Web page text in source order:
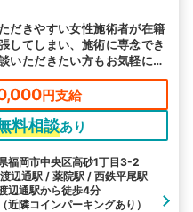
だきやすい女性施術者が在籍
してしまい、施術に専念でき
いただきたい方もお気軽にお
円支給
料相談あり
福岡市中央区高砂1丁目3-2
辺通駅 / 薬院駅 / 西鉄平尾駅
辺通駅から徒歩4分
近隣コインパーキングあり）